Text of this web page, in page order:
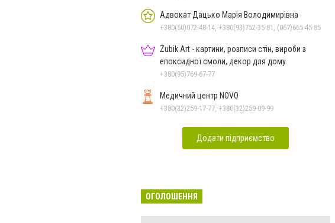
Адвокат Дацько Марія Володимирівна
+380(50)072-48-14, +380(93)752-35-81, (067)665-45-85
Zubik Art - картини, розписи стін, вироби з
епоксидної смоли, декор для дому
+380(95)769-67-77
Медичний центр NOVO
+380(32)259-17-77, +380(32)259-09-99
Додати підприємство
ОГОЛОШЕННЯ